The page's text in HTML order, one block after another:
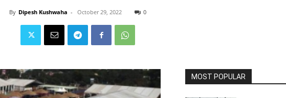
By Dipesh Kushwaha - October 29, 2022 0
MOST POPULAR